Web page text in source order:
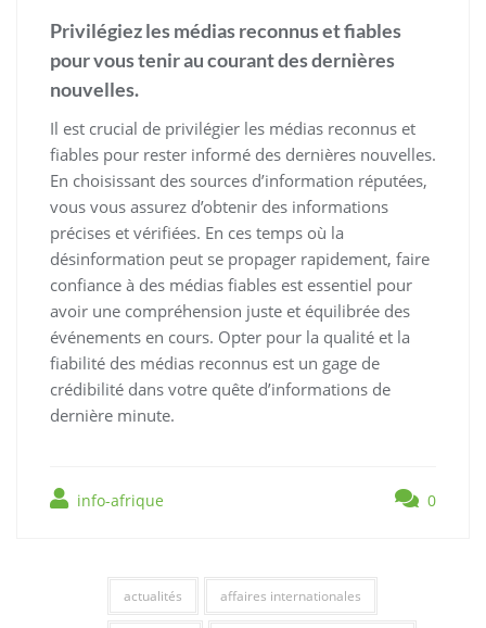
Privilégiez les médias reconnus et fiables
pour vous tenir au courant des dernières
nouvelles.
Il est crucial de privilégier les médias reconnus et
fiables pour rester informé des dernières nouvelles.
En choisissant des sources d’information réputées,
vous vous assurez d’obtenir des informations
précises et vérifiées. En ces temps où la
désinformation peut se propager rapidement, faire
confiance à des médias fiables est essentiel pour
avoir une compréhension juste et équilibrée des
événements en cours. Opter pour la qualité et la
fiabilité des médias reconnus est un gage de
crédibilité dans votre quête d’informations de
dernière minute.
info-afrique 0
actualités affaires internationales